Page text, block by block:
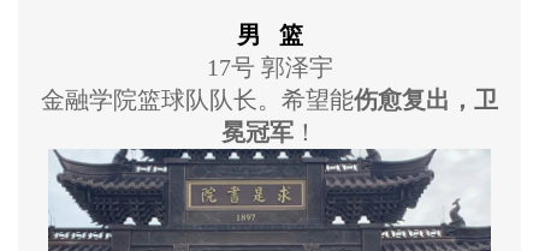
男 篮
17号 郭泽宇
金融学院篮球队队长。希望能伤愈复出，卫
冕冠军 ！